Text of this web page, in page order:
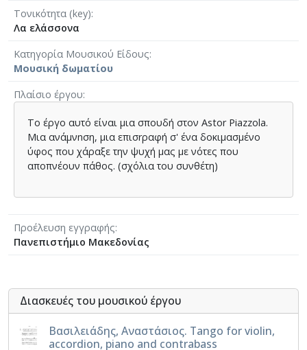
Τονικότητα (key)
Λα ελάσσονα
Κατηγορία Μουσικού Είδους
Μουσική δωματίου
Πλαίσιο έργου
Το έργο αυτό είναι μια σπουδή στον Astor Piazzola.
Μια ανάμνnση, μια επισrραφή σ' ένα δοκιμασμένο
ύφος που χάραξε την ψυχή μας με νότες που
αποπνέουν πάθος. (σχόλια του συνθέτη)
Προέλευση εγγραφής
Πανεπιστήμιο Μακεδονίας
Διασκευές του μουσικού έργου
Βασιλειάδης, Αναστάσιος. Tango for violin,
accordion, piano and contrabass